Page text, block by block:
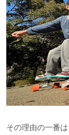
その理由の一番